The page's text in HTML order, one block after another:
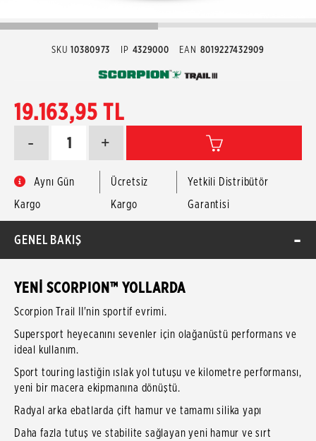
SKU 10380973 IP 4329000 EAN 8019227432909
19.163,95 TL
+
-
Aynı Gün
Kargo
Ücretsiz
Kargo
Yetkili Distribütör
Garantisi
GENEL BAKIŞ
YENİ SCORPION™ YOLLARDA
Scorpion Trail II'nin sportif evrimi.
Supersport heyecanını sevenler için olağanüstü performans ve
ideal kullanım.
Sport touring lastiğin ıslak yol tutuşu ve kilometre performansı,
yeni bir macera ekipmanına dönüştü.
Radyal arka ebatlarda çift hamur ve tamamı silika yapı
Daha fazla tutuş ve stabilite sağlayan yeni hamur ve sırt